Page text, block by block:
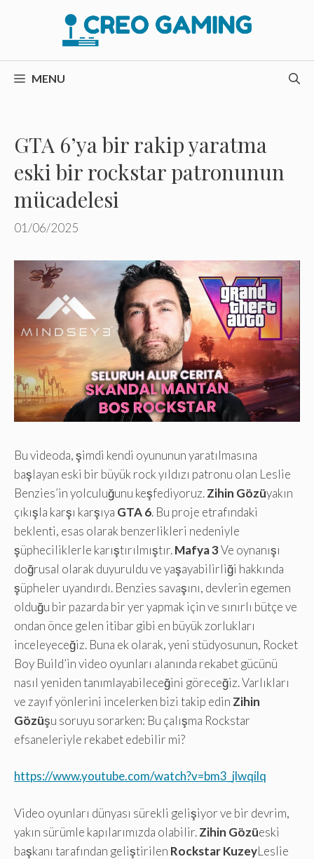
MENU
GTA 6’ya bir rakip yaratma
eski bir rockstar patronunun
mücadelesi
01/06/2025
Bu videoda, şimdi kendi oyununun yaratılmasına
başlayan eski bir büyük rock yıldızı patronu olan Leslie
Benzies’in yolculuğunu keşfediyoruz.Zihin Gözüyakın
çıkışla karşı karşıya GTA 6. Bu proje etrafındaki
beklenti, esas olarak benzerlikleri nedeniyle
şüpheciliklerle karıştırılmıştır.Mafya 3Ve oynanışı
doğrusal olarak duyuruldu ve yaşayabilirliği hakkında
şüpheler uyandırdı. Benzies savaşını, devlerin egemen
olduğu bir pazarda bir yer yapmak için ve sınırlı bütçe ve
ondan önce gelen itibar gibi en büyük zorlukları
inceleyeceğiz. Buna ek olarak, yeni stüdyosunun, Rocket
Boy Build’in video oyunları alanında rekabet gücünü
nasıl yeniden tanımlayabileceğini göreceğiz. Varlıkları
ve zayıf yönlerini incelerken bizi takip edin Zihin
Gözüşu soruyu sorarken: Bu çalışma Rockstar
efsaneleriyle rekabet edebilir mi?
https://www.youtube.com/watch?v=bm3_jlwqilq
Video oyunları dünyası sürekli gelişiyor ve bir devrim,
yakın sürümle kapılarımızda olabilir.Zihin Gözüeski
başkanı tarafından geliştirilen Rockstar KuzeyLeslie